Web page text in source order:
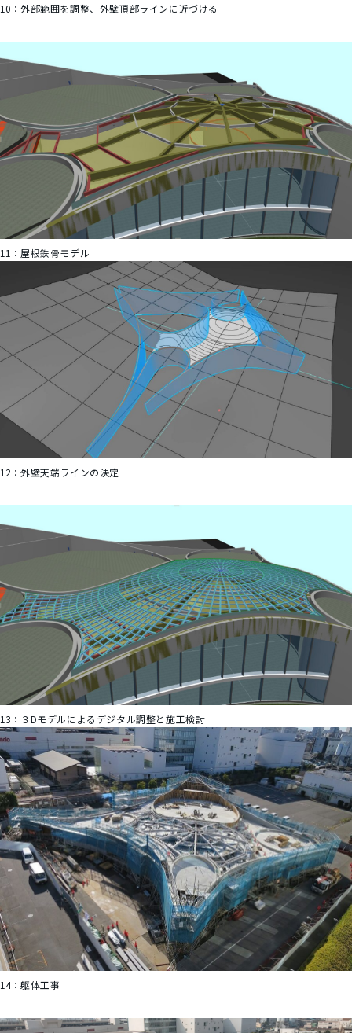
10： 外部範囲を調整、外壁頂部ラインに近づける
11： 屋根鉄骨モデル
12： 外壁天端ラインの決定
13： ３Dモデルによるデジタル調整と施工検討
14： 躯体工事